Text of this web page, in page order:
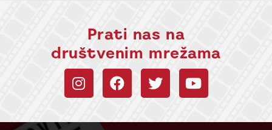
Prati nas na
društvenim mrežama